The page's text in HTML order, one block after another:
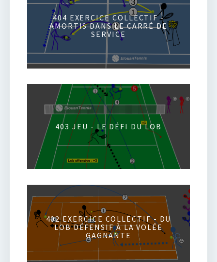
404 EXERCICE COLLECTIF -
AMORTIS DANS LE CARRÉ DE
SERVICE
403 JEU - LE DÉFI DU LOB
402 EXERCICE COLLECTIF - DU
LOB DÉFENSIF À LA VOLÉE
GAGNANTE